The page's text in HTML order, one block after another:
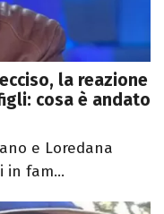
la reazione
cosa è andato
e Loredana
in fam...